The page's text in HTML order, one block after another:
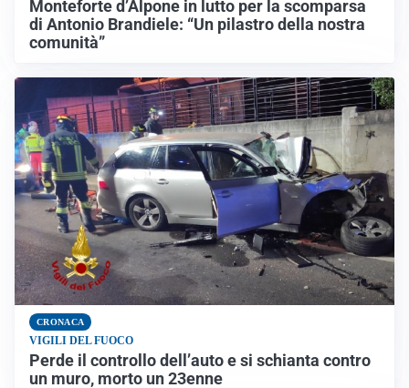
Monteforte d’Alpone in lutto per la scomparsa
di Antonio Brandiele: “Un pilastro della nostra
comunità”
CRONACA
VIGILI DEL FUOCO
Perde il controllo dell’auto e si schianta contro
un muro, morto un 23enne